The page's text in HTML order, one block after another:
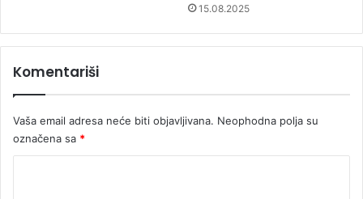
15.08.2025
Komentariši
Vaša email adresa neće biti objavljivana. Neophodna polja su
označena sa *